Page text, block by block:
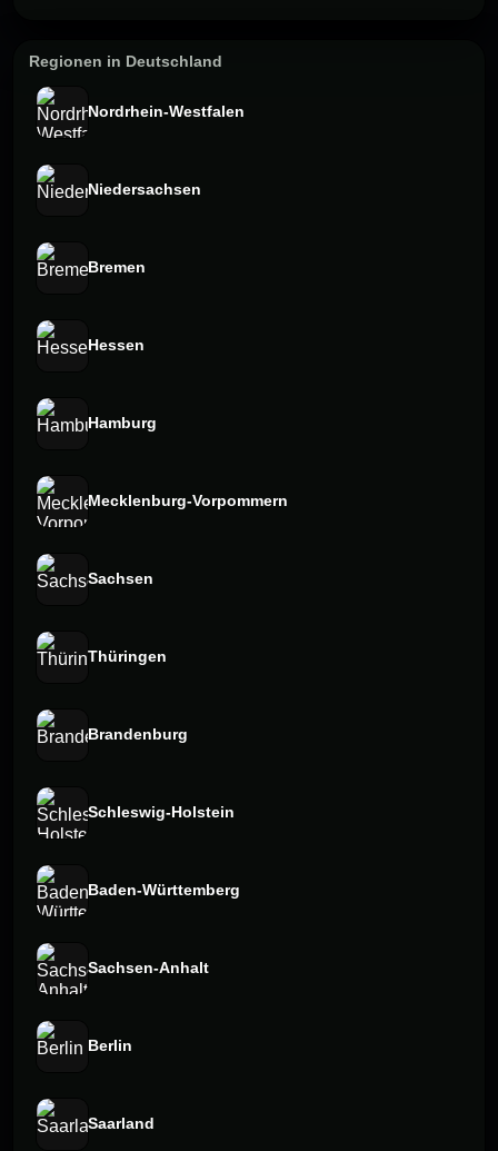
Regionen in Deutschland
Nordrhein-Westfalen
Niedersachsen
Bremen
Hessen
Hamburg
Mecklenburg-Vorpommern
Sachsen
Thüringen
Brandenburg
Schleswig-Holstein
Baden-Württemberg
Sachsen-Anhalt
Berlin
Saarland